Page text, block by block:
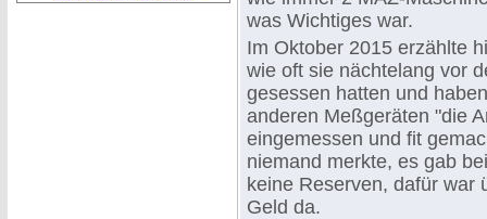
was Wichtiges war.
Im Oktober 2015 erzählte
wie oft sie nächtelang vor
gesessen hatten und
anderen Meßgeräten "die
eingemessen und fit
niemand merkte, es gab
keine Reserven, dafür war
Geld da.